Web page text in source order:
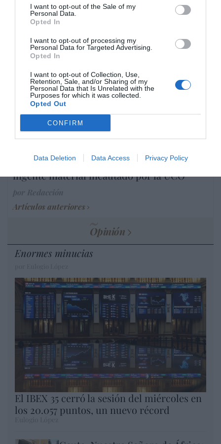
I want to opt-out of the Sale of my
Personal Data.
Opted In
I want to opt-out of processing my
Personal Data for Targeted Advertising.
Opted In
I want to opt-out of Collection, Use,
Retention, Sale, and/or Sharing of my
Personal Data that Is Unrelated with the
Purposes for which it was collected.
Opted Out
CONFIRM
Data Deletion Data Access Privacy Policy
Marcelo Gullo: “El trabajo de desmitificar la
historia, de poner la verdadera, de
desmontar la falsificación, es un trabajo
cristiano"
por Hispanidad
Artículos anteriores
DIARIO DE LA CORRUPCIÓN SANCHISTA
Diario de la corrupción sanchista. La
Audiencia Nacional prorroga seis meses la
investigación del caso Koldo, ante el
ingente material incautado por la UCO
Artículos anteriores
Opinión
Enormes minucias
El IBEX 35 cerró la sesión del miércoles en
los 20.057 puntos, un nuevo récord